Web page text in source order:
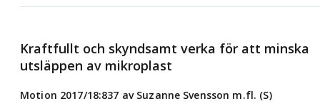
Kraftfullt och skyndsamt verka för att minska
utsläppen av mikroplast
Motion 2017/18:837 av Suzanne Svensson m.fl. (S)